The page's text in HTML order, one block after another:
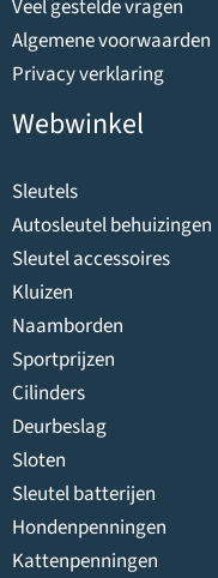
Veel gestelde vragen
Algemene voorwaarden
Privacy verklaring
Webwinkel
Sleutels
Autosleutel behuizingen
Sleutel accessoires
Kluizen
Naamborden
Sportprijzen
Cilinders
Deurbeslag
Sloten
Sleutel batterijen
Hondenpenningen
Kattenpenningen